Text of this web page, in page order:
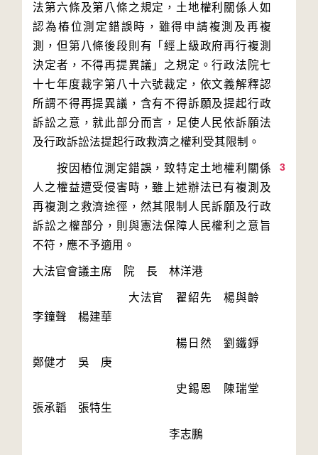
法第六條及第八條之規定，土地權利關係人如
認為樁位測定錯誤時，雖得申請複測及再複
測，但第八條後段則有「經上級政府再行複測
決定者，不得再提異議」之規定。行政法院七
十七年度裁字第八十六號裁定，依文義解釋認
所謂不得再提異議，含有不得訴願及提起行政
訴訟之意，就此部分而言，足使人民依訴願法
3
按因樁位測定錯誤，致特定土地權利關係
人之權益遭受侵害時，雖上述辦法已有複測及
再複測之救濟途徑，然其限制人民訴願及行政
訴訟之權部分，則與憲法保障人民權利之意旨
大法官　翟紹先　楊與齡
楊日然　劉鐵錚
史錫恩　陳瑞堂
李志鵬